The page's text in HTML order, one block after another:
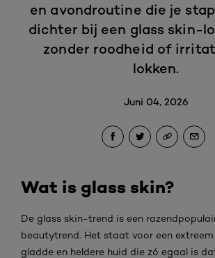
en avondroutine die je
dichter bij een glass skin-
zonder roodheid of
lokken.
Juni 04, 2026
Wat is glass skin?
De glass skin-trend is een
beautytrend. Het staat voor een extreem
gladde en heldere huid die zó egaal is